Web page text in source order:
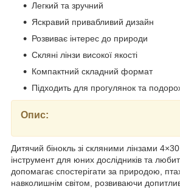
Легкий та зручний
Яскравий привабливий дизайн
Розвиває інтерес до природи
Скляні лінзи високої якості
Компактний складний формат
Підходить для прогулянок та
Опис:
Дитячий бінокль зі скляними лінзами
інструмент для юних дослідників та
допомагає спостерігати за природою,
навколишнім світом, розвиваючи